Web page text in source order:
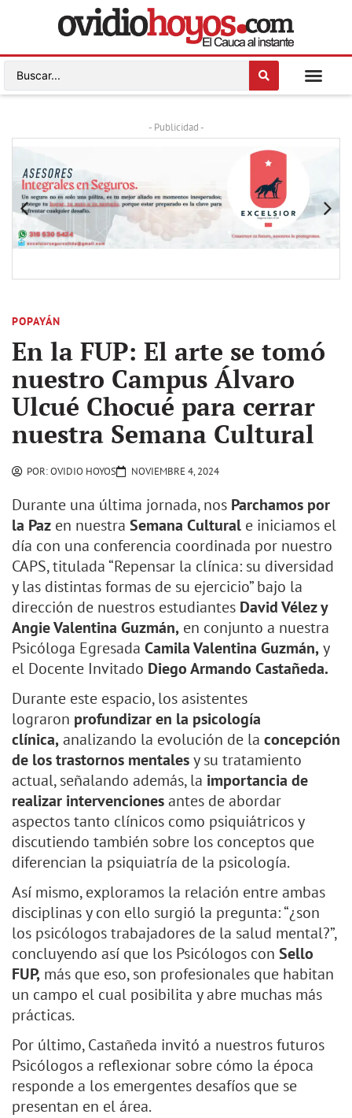
- Publicidad -
POPAYÁN
En la FUP: El arte se tomó
nuestro Campus Álvaro
Ulcué Chocué para cerrar
nuestra Semana Cultural
POR:OVIDIO HOYOS NOVIEMBRE 4, 2024
Durante una última jornada, nos Parchamos por
la Paz en nuestra Semana Cultural e iniciamos el
día con una conferencia coordinada por nuestro
CAPS, titulada “Repensar la clínica: su diversidad
y las distintas formas de su ejercicio” bajo la
dirección de nuestros estudiantes David Vélez y
Angie Valentina Guzmán, en conjunto a nuestra
Psicóloga Egresada Camila Valentina Guzmán,y
el Docente Invitado Diego Armando Castañeda.
Durante este espacio, los asistentes
lograron profundizaren la psicología
clínica,analizando la evolución de la concepción
de los trastornos mentalesy su tratamiento
actual, señalando además, la importancia de
realizar intervencionesantes de abordar
aspectos tanto clínicos como psiquiátricos y
discutiendo también sobre los conceptos que
diferencian la psiquiatría de la psicología.
Así mismo, exploramos la relación entre ambas
disciplinas y con ello surgió la pregunta: “¿son
los psicólogos trabajadores de la salud mental?”,
concluyendo así que los Psicólogos con Sello
FUP, más que eso, son profesionales que habitan
un campo el cual posibilita y abre muchas más
prácticas.
Por último, Castañeda invitó a nuestros futuros
Psicólogos a reflexionar sobre cómo la época
responde a los emergentes desafíos que se
presentan en el área.